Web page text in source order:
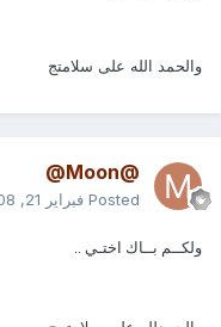
والحمد الله على سلامتج
@Moon@
Posted فبراير 21, 2008
ولكــم بــاك اختـي ..